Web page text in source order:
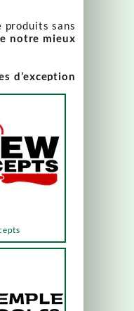
produits sans
notre mieux
d’exception
pour
mèneront